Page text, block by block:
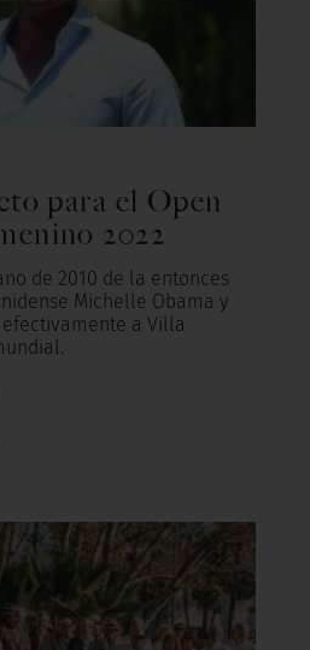
para el Open
2022
de 2010 de la entonces
Michelle Obama y
a Villa